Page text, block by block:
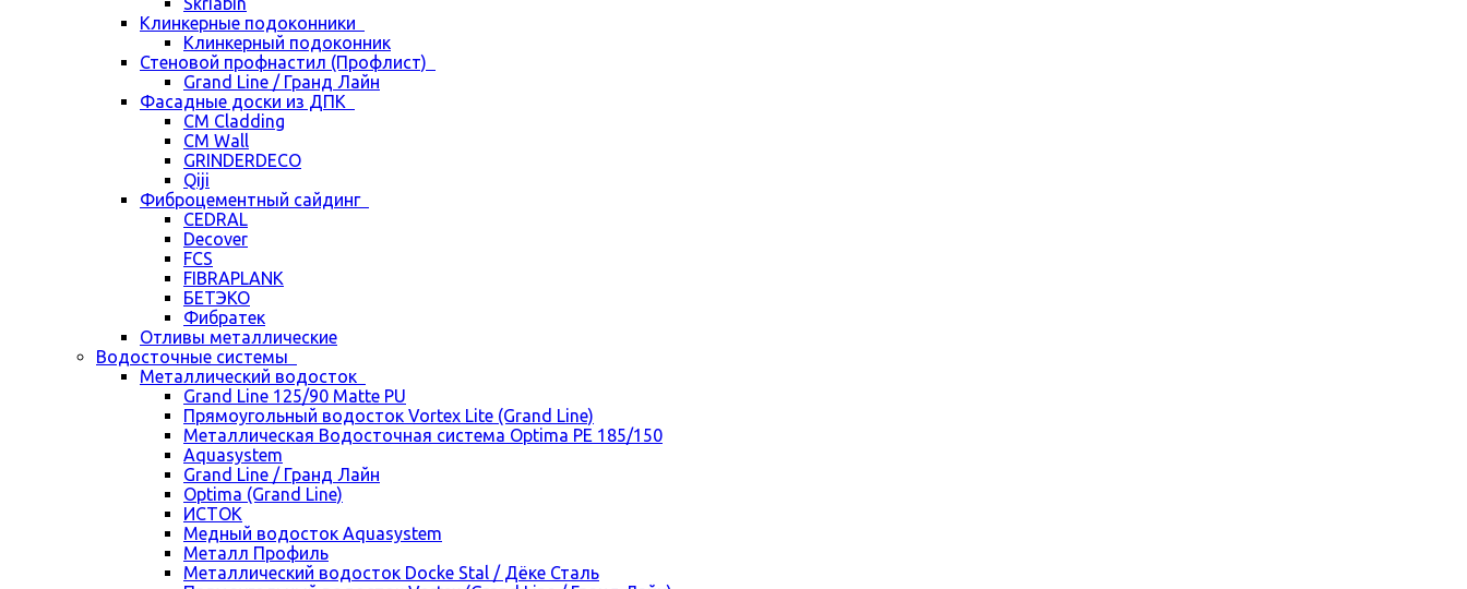
Клинкерные подоконники
Клинкерный подоконник
Стеновой профнастил (Профлист)
Grand Line / Гранд Лайн
Фасадные доски из ДПК
CM Cladding
CM Wall
GRINDERDECO
Qiji
Фиброцементный сайдинг
CEDRAL
Decover
FCS
FIBRAPLANK
БЕТЭКО
Фибратек
Отливы металлические
Водосточные системы
Металлический водосток
Grand Line 125/90 Matte PU
Прямоугольный водосток Vortex Lite (Grand Line)
Металлическая Водосточная система Optima PE 185/150
Aquasystem
Grand Line / Гранд Лайн
Optima (Grand Line)
ИСТОК
Медный водосток Aquasystem
Металл Профиль
Металлический водосток Docke Stal / Дёке Сталь